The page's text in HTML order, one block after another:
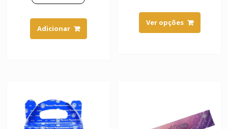
Adicionar
Ver opções
This
has
chosen
on